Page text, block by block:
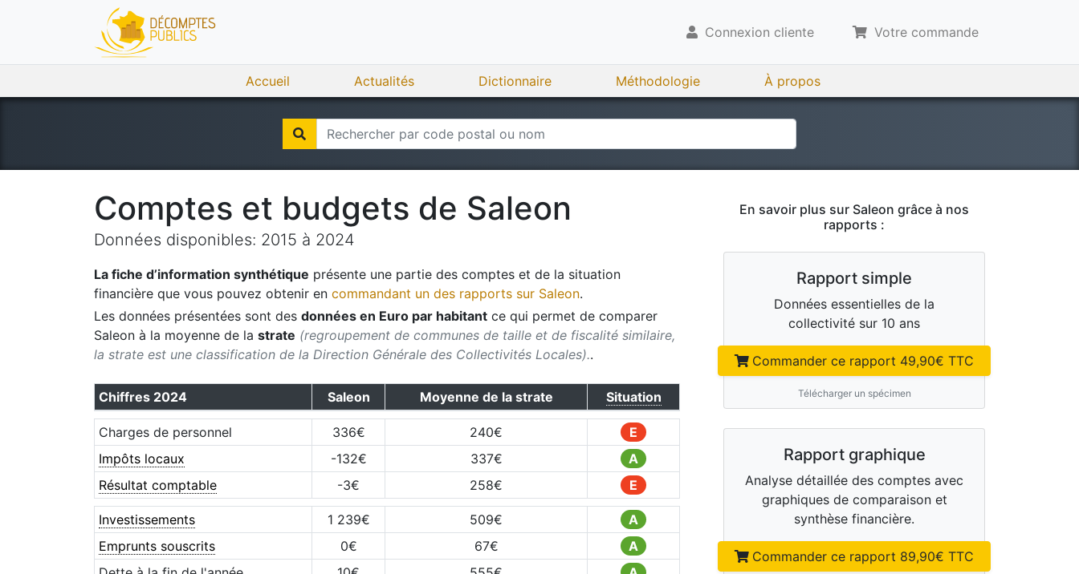
Connexion cliente Votre commande
Accueil Actualités Dictionnaire Méthodologie À propos
Comptes et budgets de Saleon
Données disponibles: 2015 à 2024
La fiche d’information synthétique présente une partie des comptes et de la situation
financière que vous pouvez obtenir en commandant un des rapports sur Saleon.
Les données présentées sont des données en Euro par habitant ce qui permet de comparer
Saleon à la moyenne de la strate (regroupement de communes de taille et de fiscalité similaire,
la strate est une classification de la Direction Générale des Collectivités Locales)..
Chiffres 2024 Saleon Moyenne de la strate Situation
Charges de personnel 336€ 240€
E
Impôts locaux
-132€ 337€
A
Résultat comptable
-3€ 258€ E
Investissements 1 239€ 509€
A
Emprunts souscrits
0€ 67€
A
En savoir plus sur Saleon grâce à nos
rapports :
Rapport simple
Données essentielles de la
collectivité sur 10 ans
Commander ce rapport 49,90€ TTC
Télécharger un spécimen
Rapport graphique
Analyse détaillée des comptes avec
graphiques de comparaison et
synthèse financière.
Commander ce rapport 89,90€ TTC